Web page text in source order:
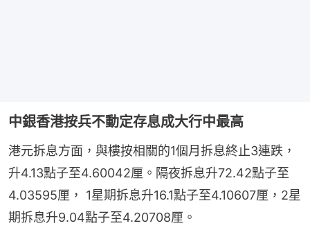
中銀香港按兵不動定存息成大行中最高
港元拆息方面，與樓按相關的1個月拆息終止3連跌，
升4.13點子至4.60042厘。隔夜拆息升72.42點子至
4.03595厘， 1星期拆息升16.1點子至4.10607厘，2星
期拆息升9.04點子至4.20708厘。